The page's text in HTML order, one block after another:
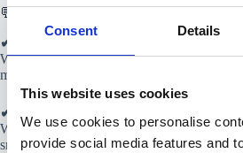
Consent Details
This website uses cookies
We use cookies to personalise
provide social media features and
💬
✔ Persoonlijk
We kennen onze klanten en hun bedrijf.
maar direct iemand die je kent.
✔ Begrijpelijk
We leggen alles uit in normale taal. Jij hoeft
snappen wat we doen.